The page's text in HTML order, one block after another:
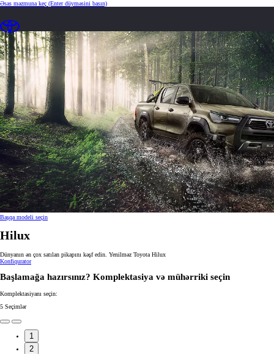
Əsas məzmuna keç (Enter düyməsini basın)
Başqa modeli seçin
Hilux
Dünyanın ən çox satılan pikapını kəşf edin. Yenilməz Toyota Hilux
Konfiqurator
Başlamağa hazırsınız? Komplektasiya və mühərriki seçin
Komplektasiyanı seçin:
5 Seçimlər
1
2